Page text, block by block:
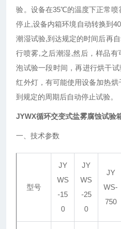
验。设备在35℃的温度下正常喷
停止,设备内箱环境自动转换到
潮湿试验,到达规定的时间后再
行喷雾,之后潮湿,然后，样品
泡试验一段时间，再进行烘干
红外灯，有可能使用设备加热
到规定的周期后自动停止试验。
JYWX循环交变式盐雾腐蚀试验
一、技术参数
型号
JY
WS
-15
0
JY
WS
-25
0
JY
WS-
750